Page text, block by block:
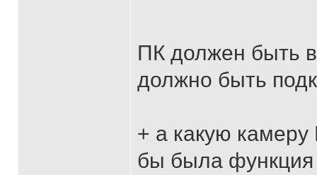
ПК должен быть
должно быть
+ а какую
бы была функция